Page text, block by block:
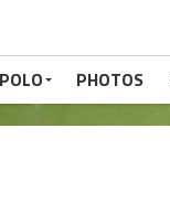
PHOTOS